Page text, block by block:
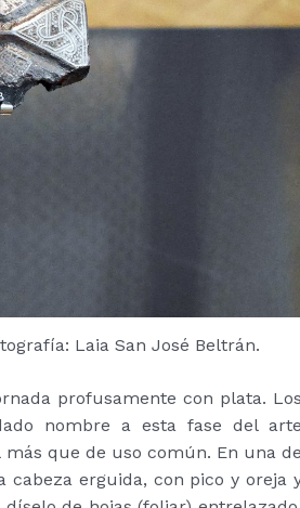
Laia San José Beltrán.
profusamente con plata.
nombre a esta fase del
que de uso común. En una
erguida, con pico y oreja